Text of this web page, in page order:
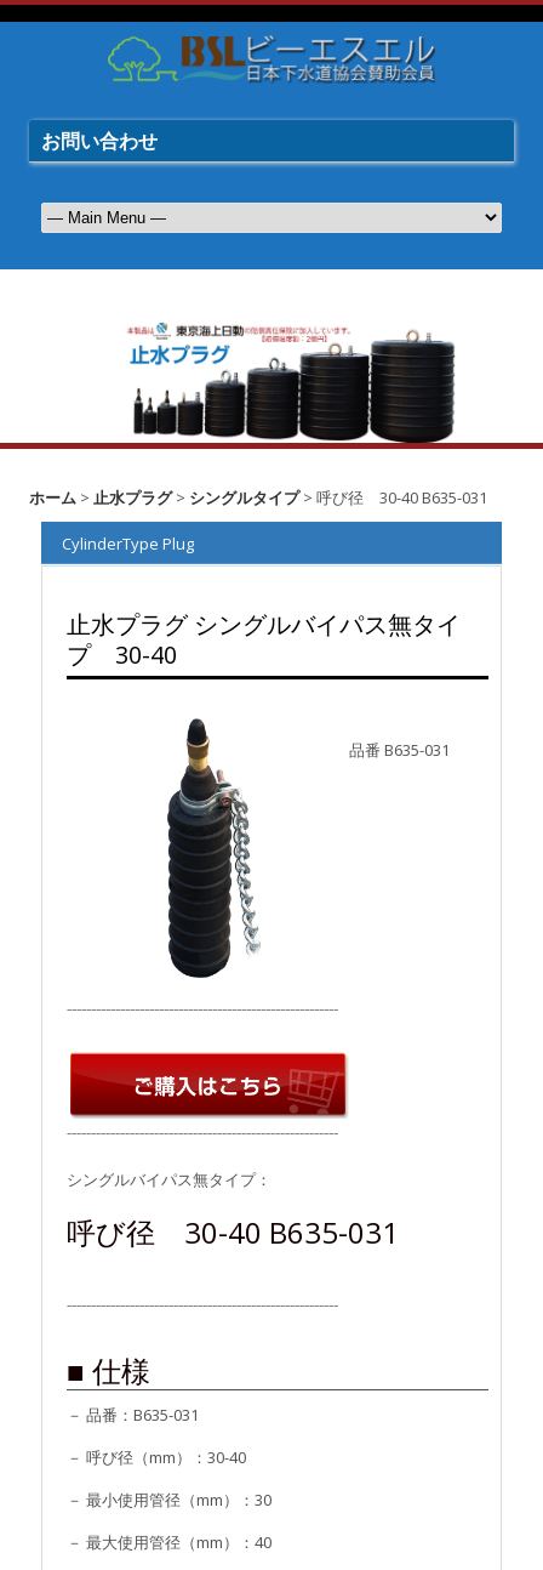
お問い合わせ
ホーム > 止水プラグ> シングルタイプ> 呼び径 30-40 B635-031
CylinderType Plug
止水プラグ シングルバイパス無タイ
プ 30-40
品番 B635-031
⁻⁻⁻⁻⁻⁻⁻⁻⁻⁻⁻⁻⁻⁻⁻⁻⁻⁻⁻⁻⁻⁻⁻⁻⁻⁻⁻⁻⁻⁻⁻⁻⁻⁻⁻⁻⁻⁻⁻⁻⁻⁻⁻⁻⁻⁻⁻⁻⁻⁻⁻⁻⁻⁻⁻⁻
⁻⁻⁻⁻⁻⁻⁻⁻⁻⁻⁻⁻⁻⁻⁻⁻⁻⁻⁻⁻⁻⁻⁻⁻⁻⁻⁻⁻⁻⁻⁻⁻⁻⁻⁻⁻⁻⁻⁻⁻⁻⁻⁻⁻⁻⁻⁻⁻⁻⁻⁻⁻⁻⁻⁻⁻
シングルバイパス無タイプ：
呼び径 30-40 B635-031
⁻⁻⁻⁻⁻⁻⁻⁻⁻⁻⁻⁻⁻⁻⁻⁻⁻⁻⁻⁻⁻⁻⁻⁻⁻⁻⁻⁻⁻⁻⁻⁻⁻⁻⁻⁻⁻⁻⁻⁻⁻⁻⁻⁻⁻⁻⁻⁻⁻⁻⁻⁻⁻⁻⁻⁻
■ 仕様
－ 品番：B635-031
－ 呼び径（mm）：30-40
－ 最小使用管径（mm）：30
－ 最大使用管径（mm）：40